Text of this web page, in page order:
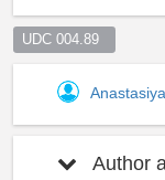
UDC 004.89
Author